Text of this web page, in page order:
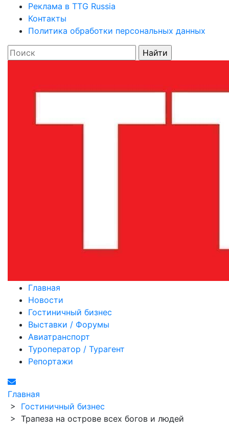
Реклама в TTG Russia
Контакты
Политика обработки персональных данных
Главная
Новости
Гостиничный бизнес
Выставки / Форумы
Авиатранспорт
Туроператор / Турагент
Репортажи
Главная
> Гостиничный бизнес
> Трапеза на острове всех богов и людей